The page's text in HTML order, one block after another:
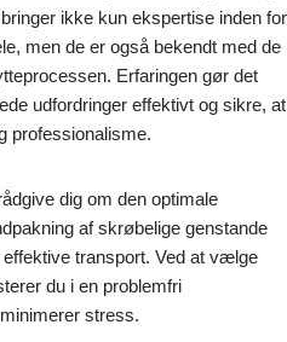
ikke kun ekspertise inden for
men de er også bekendt med de
Erfaringen gør det
udfordringer effektivt og sikre, at
professionalisme.
dig om den optimale
af skrøbelige genstande
transport. Ved at vælge
du i en problemfri
stress.